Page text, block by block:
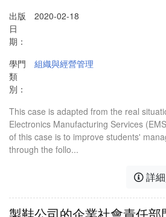
出版
日
期：
2020-02-18
學門
類
別：
組織與經營管理
This case is adapted from the real
Electronics Manufacturing Services
of this case is to improve students'
through the follo...
詳
製鞋公司的企業社會責任部